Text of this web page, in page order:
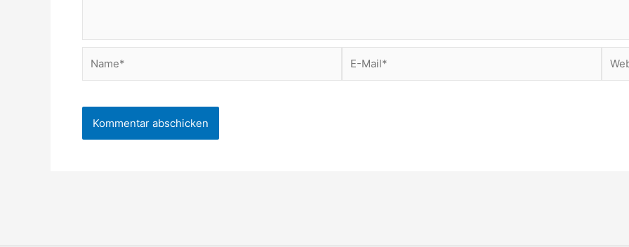
Mail*